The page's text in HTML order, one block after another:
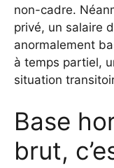
non-cadre.
privé, un salaire
anormalement
à temps partiel,
situation
Base
brut,